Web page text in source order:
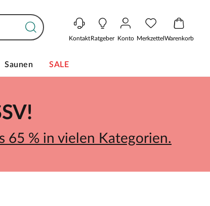
KontaktRatgeber Konto MerkzettelWarenkorb
Saunen SALE
65 % in vielen Kategorien.